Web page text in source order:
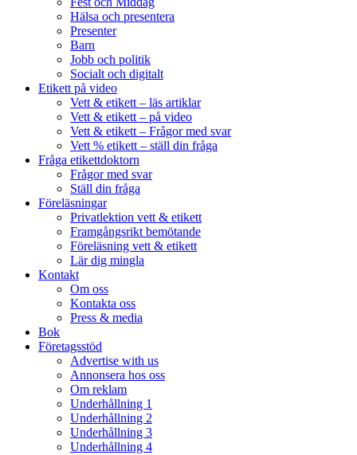
Hälsa och presentera
Presenter
Barn
Jobb och politik
Socialt och digitalt
Etikett på video
Vett & etikett – läs artiklar
Vett & etikett – på video
Vett & etikett – Frågor med svar
Vett % etikett – ställ din fråga
Fråga etikettdoktorn
Frågor med svar
Ställ din fråga
Föreläsningar
Privatlektion vett & etikett
Framgångsrikt bemötande
Föreläsning vett & etikett
Lär dig mingla
Kontakt
Om oss
Kontakta oss
Press & media
Bok
Företagsstöd
Advertise with us
Annonsera hos oss
Om reklam
Underhållning 1
Underhållning 2
Underhållning 3
Underhållning 4